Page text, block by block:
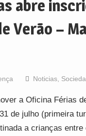
abre
Verão –
Noticias,
a Oficina Férias
de julho (primeira
a crianças